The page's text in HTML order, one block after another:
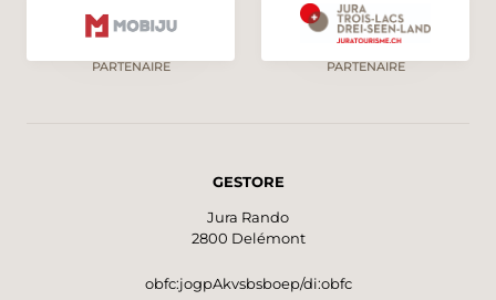
PARTENAIRE PARTENAIRE
GESTORE
Jura Rando
2800 Delémont
obfc:jogpAkvsbsboep/di:obfc